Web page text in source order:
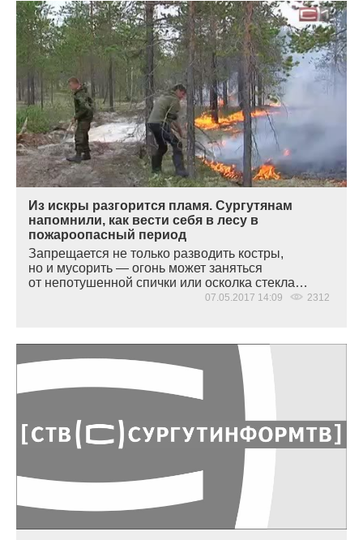
Из искры разгорится пламя. Сургутянам
напомнили, как вести себя в лесу в
пожароопасный период
Запрещается не только разводить костры,
но и мусорить — огонь может заняться
от непотушенной спички или осколка стекла…
07.05.2017 14:09 2312